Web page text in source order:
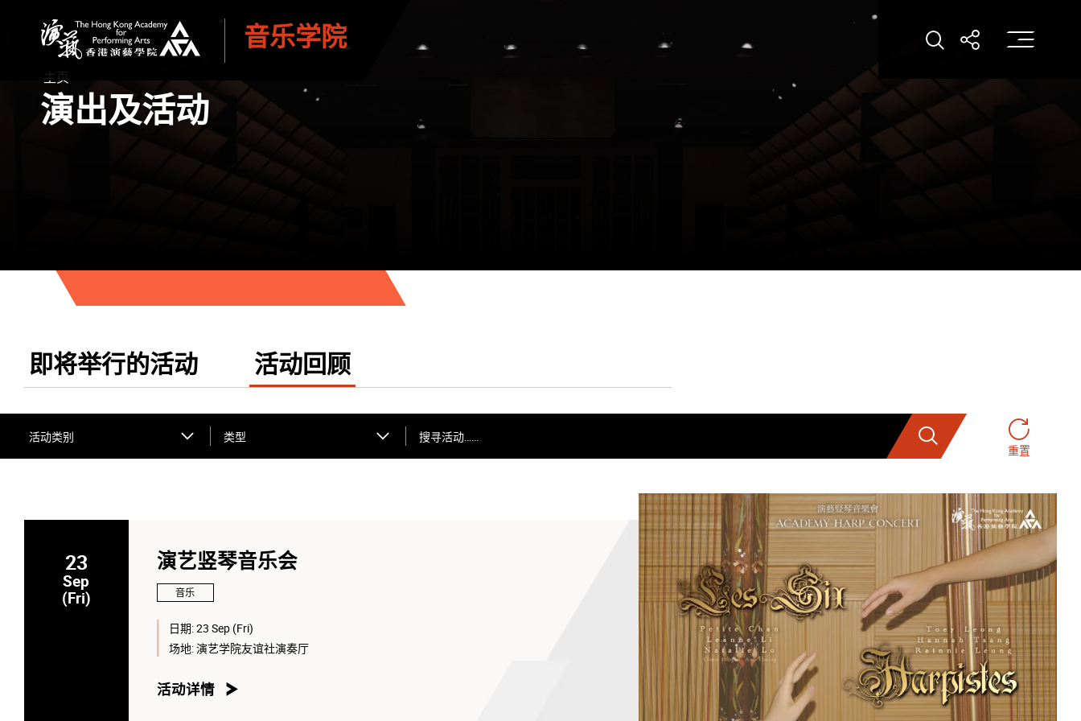
音乐学院 打开搜索打开分享打
主页
演出及活动
即将举行的活动 活动回顾
活动类别 类型
搜寻活动…… 搜索
重置
23
Sep
(Fri)
演艺竖琴音乐会
音乐
日期:23 Sep (Fri)
场地:演艺学院友谊社演奏厅
活动详情